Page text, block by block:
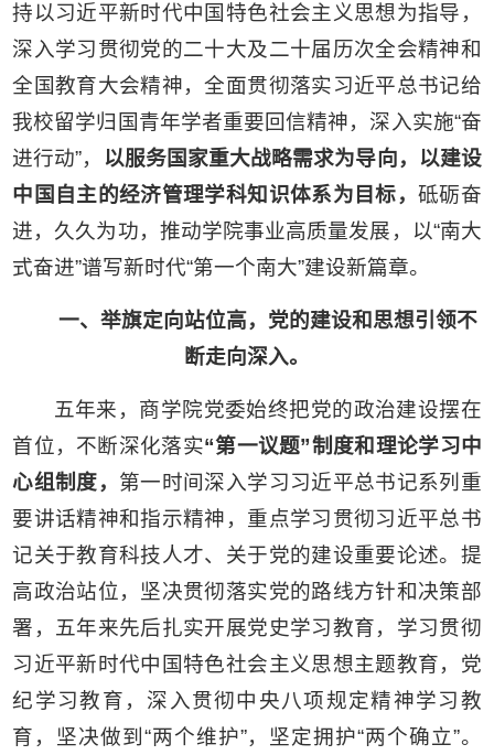
持以习近平新时代中国特色社会主义思想为指导，
深入学习贯彻党的二十大及二十届历次全会精神和
全国教育大会精神，全面贯彻落实习近平总书记给
我校留学归国青年学者重要回信精神，深入实施“奋
进行动”，
以服务国家重大战略需求为导向，
以建设
中国自主的经济管理学科知识体系为目标，砥砺奋
进，久久为功，推动学院事业高质量发展，以“南大
式奋进”谱写新时代“第一个南大”建设新篇章。
一、举旗定向站位高，党的建设和思想引领不
断走向深入。
五年来，商学院党委始终把党的政治建设摆在
首位，不断深化落实“第一议题”制度和理论学习中
心组制度， 第一时间深入学习习近平总书记系列重
要讲话精神和指示精神，重点学习贯彻习近平总书
记关于教育科技人才、关于党的建设重要论述。提
高政治站位，坚决贯彻落实党的路线方针和决策部
署，五年来先后扎实开展党史学习教育，学习贯彻
习近平新时代中国特色社会主义思想主题教育，党
纪学习教育，深入贯彻中央八项规定精神学习教
育，坚决做到“两个维护”，坚定拥护“两个确立”。